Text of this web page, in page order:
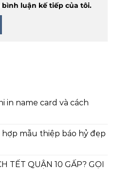
luận kế tiếp của tôi.
in name card và cách
mẫu thiệp báo hỷ đẹp
TẾT QUẬN 10 GẤP? GỌI